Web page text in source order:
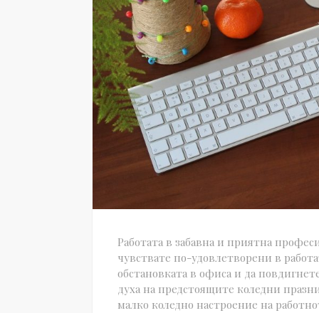
Работата в забавна и приятна
чувствате по-удовлетворени в
обстановката в офиса и да
духа на предстоящите коледни
малко коледно настроение на